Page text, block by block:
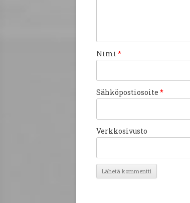
Nimi *
Sähköpostiosoite *
Verkkosivusto